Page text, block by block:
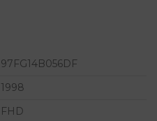
97FG14B056DF
1998
FHD